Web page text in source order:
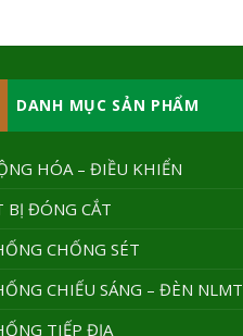
DANH MỤC SẢN PHẨM
HÓA – ĐIỀU KHIỂN
BỊ ĐÓNG CẮT
CHỐNG SÉT
CHIẾU SÁNG – ĐÈN NLMT
TIẾP ĐỊA